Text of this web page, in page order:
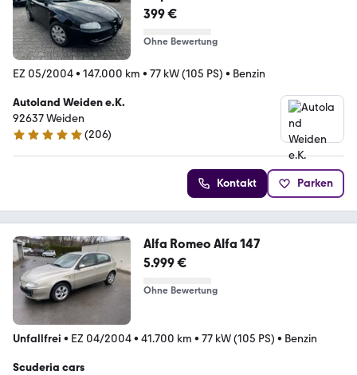
399 €
Ohne Bewertung
EZ 05/2004• 147.000 km • 77 kW (105 PS) • Benzin
Autoland Weiden e.K.
92637 Weiden
4.8 Sterne
(206)
Kontakt Parken
Alfa Romeo Alfa 147
5.999 €
Ohne Bewertung
Unfallfrei • EZ 04/2004• 41.700 km • 77 kW (105 PS) • Benzin
Scuderia cars